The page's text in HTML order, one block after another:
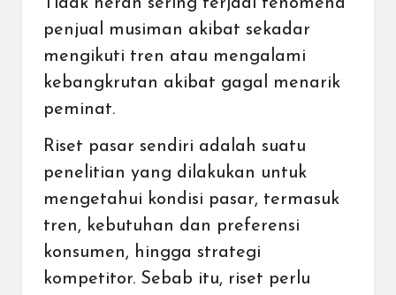
penjual musiman akibat sekadar
mengikuti tren atau mengalami
kebangkrutan akibat gagal menarik
peminat.
Riset pasar sendiri adalah suatu
penelitian yang dilakukan untuk
mengetahui kondisi pasar, termasuk
tren, kebutuhan dan preferensi
konsumen, hingga strategi
kompetitor. Sebab itu, riset perlu